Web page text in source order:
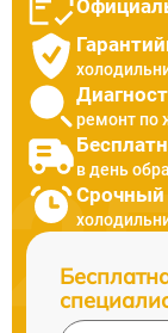
ремонт по
в день
Срочный